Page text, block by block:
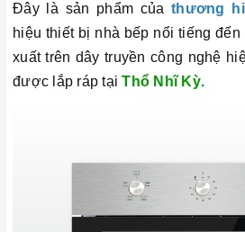
Đây là sản phẩm củathương
hiệu thiết bị nhà bếp nổi tiếng
xuất trên dây truyền công nghệ
được lắp ráp tạiThổ Nhĩ Kỳ.